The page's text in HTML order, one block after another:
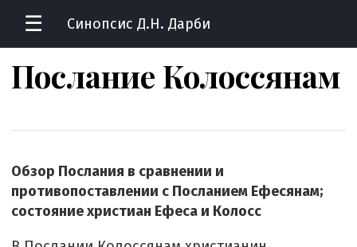
☰ Синопсис Д.Н. Дарби
Послание Колоссянам
Обзор Послания в сравнении и
противопоставлении с Посланием Ефесянам;
состояние христиан Ефеса и Колосс